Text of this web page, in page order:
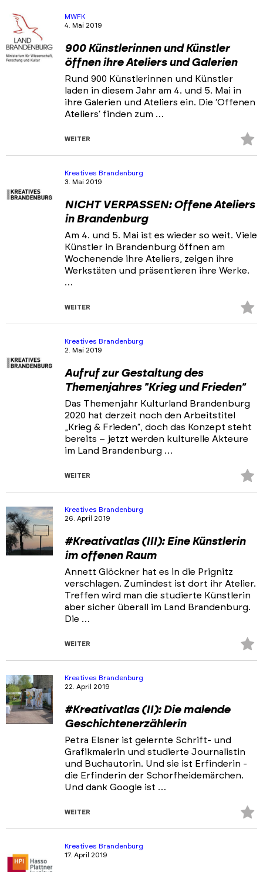
Portfolios
Veranstaltungen & Events
MWFK
4. Mai 2019
900 Künstlerinnen und Künstler
öffnen ihre Ateliers und Galerien
Rund 900 Künstlerinnen und Künstler
laden in diesem Jahr am 4. und 5. Mai in
ihre Galerien und Ateliers ein. Die ‘Offenen
Ateliers‘ finden zum …
WEITER
Kreatives Brandenburg
3. Mai 2019
NICHT VERPASSEN: Offene Ateliers
in Brandenburg
Am 4. und 5. Mai ist es wieder so weit. Viele
Künstler in Brandenburg öffnen am
Wochenende ihre Ateliers, zeigen ihre
Werkstäten und präsentieren ihre Werke.
…
WEITER
Kreatives Brandenburg
2. Mai 2019
Aufruf zur Gestaltung des
Themenjahres "Krieg und Frieden"
Das Themenjahr Kulturland Brandenburg
2020 hat derzeit noch den Arbeitstitel
„Krieg & Frieden“, doch das Konzept steht
bereits – jetzt werden kulturelle Akteure
im Land Brandenburg …
WEITER
Kreatives Brandenburg
26. April 2019
#Kreativatlas (III): Eine Künstlerin
im offenen Raum
Annett Glöckner hat es in die Prignitz
verschlagen. Zumindest ist dort ihr Atelier.
Treffen wird man die studierte Künstlerin
aber sicher überall im Land Brandenburg.
Die …
WEITER
Kreatives Brandenburg
22. April 2019
#Kreativatlas (II): Die malende
Geschichtenerzählerin
Petra Elsner ist gelernte Schrift- und
Grafikmalerin und studierte Journalistin
und Buchautorin. Und sie ist Erfinderin -
die Erfinderin der Schorfheidemärchen.
Und dank Google ist …
WEITER
Kreatives Brandenburg
17. April 2019